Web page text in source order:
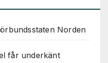
Norden
får underkänt